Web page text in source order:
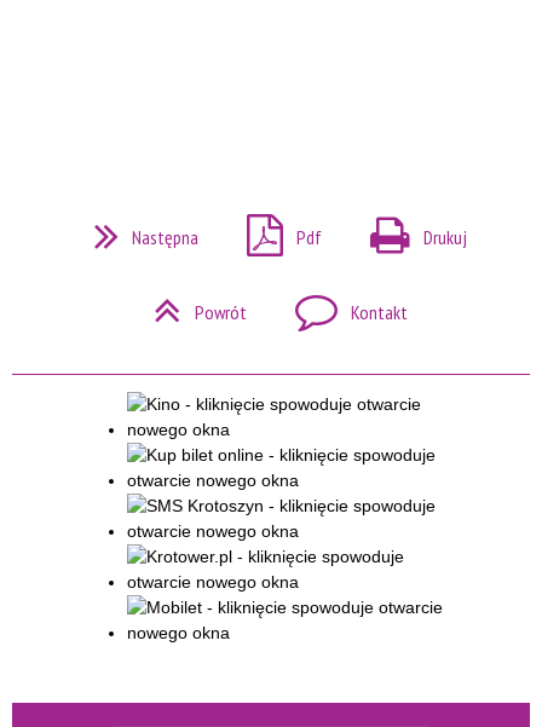
Następna Pdf Drukuj
Powrót Kontakt